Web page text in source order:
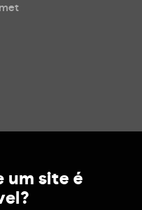
um site é